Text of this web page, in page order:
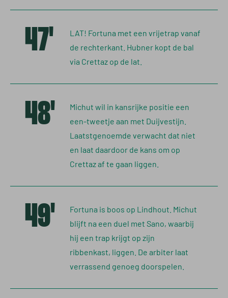
47'
LAT! Fortuna met een vrijetrap vanaf
de rechterkant. Hubner kopt de bal
via Crettaz op de lat.
48'
Michut wil in kansrijke positie een
een-tweetje aan met Duijvestijn.
Laatstgenoemde verwacht dat niet
en laat daardoor de kans om op
Crettaz af te gaan liggen.
49'
Fortuna is boos op Lindhout. Michut
blijft na een duel met Sano, waarbij
hij een trap krijgt op zijn
ribbenkast, liggen. De arbiter laat
verrassend genoeg doorspelen.